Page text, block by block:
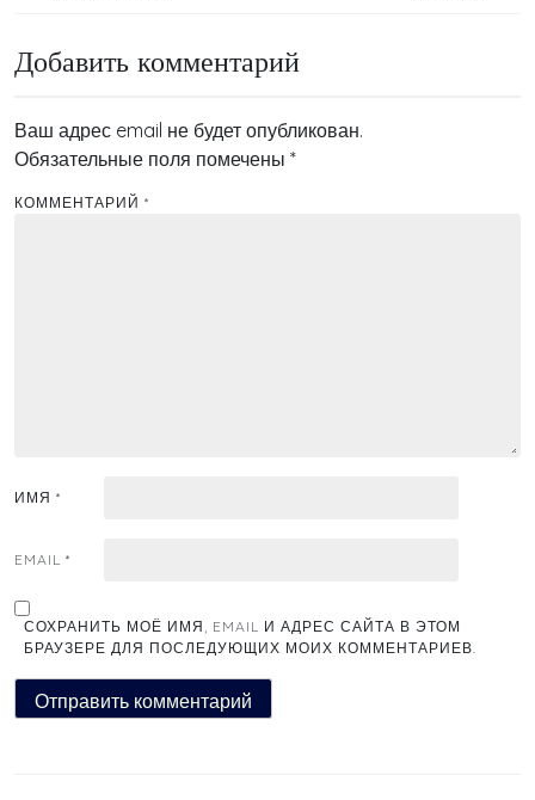
Добавить комментарий
Ваш адрес email не будет опубликован.
Обязательные поля помечены *
КОММЕНТАРИЙ *
ИМЯ *
EMAIL *
СОХРАНИТЬ МОЁ ИМЯ, EMAIL И АДРЕС САЙТА В ЭТОМ
БРАУЗЕРЕ ДЛЯ ПОСЛЕДУЮЩИХ МОИХ КОММЕНТАРИЕВ.